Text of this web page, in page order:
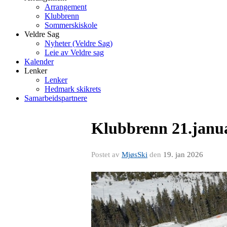
Arrangement
Klubbrenn
Sommerskiskole
Veldre Sag
Nyheter (Veldre Sag)
Leie av Veldre sag
Kalender
Lenker
Lenker
Hedmark skikrets
Samarbeidspartnere
Klubbrenn
Postet av MjøsSki den 19. jan 2026